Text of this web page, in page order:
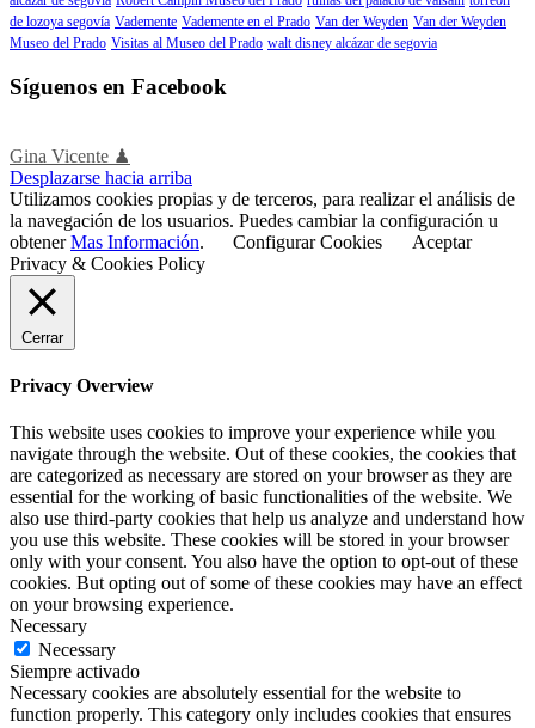
de lozoya segovía Vademente Vademente en el Prado Van der Weyden Van der Weyden
Museo del Prado Visitas al Museo del Prado walt disney alcázar de segovia
Síguenos en Facebook
Gina Vicente ♟
Desplazarse hacia arriba
Utilizamos cookies propias y de terceros, para realizar el análisis de
la navegación de los usuarios. Puedes cambiar la configuración u
obtenerMas Información. Configurar Cookies
Aceptar
Privacy & Cookies Policy
Cerrar
Privacy Overview
This website uses cookies to improve your experience while you
navigate through the website. Out of these cookies, the cookies that
are categorized as necessary are stored on your browser as they are
essential for the working of basic functionalities of the website. We
also use third-party cookies that help us analyze and understand how
you use this website. These cookies will be stored in your browser
only with your consent. You also have the option to opt-out of these
cookies. But opting out of some of these cookies may have an effect
on your browsing experience.
Necessary
Necessary
Siempre activado
Necessary cookies are absolutely essential for the website to
function properly. This category only includes cookies that ensures